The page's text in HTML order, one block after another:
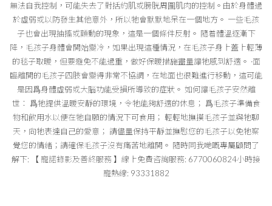
無法自我控制，可能失去了對括約肌或膀胱周圍肌肉的控制。由於身體過
於虛弱或以防發生其他意外，所以牠會默默地呆在一個地方。 一些毛孩
子也會出現抽搐或顫動的現象，這是一個條件反射。 隨着體溫逐漸下
降，毛孩子身體會開始變冷，如果出現這種情況，在毛孩子身上蓋上輕薄
的毯子取暖，但要避免不能過重，做好保暖措施盡量讓牠感到舒適。 ·面
臨離開的毛孩子四肢會變得非常不協調，在地面也很難進行移動，這可能
是因爲身體虛弱或大腦功能受損所導致的症狀。 如何讓毛孩子安然離
世： 爲牠提供溫暖安靜的環境，令牠能夠舒適的休息； 爲毛孩子準備食
物和飲用水以便在牠自願的情況下可食用； 輕輕地撫摸毛孩子並與牠聊
天，向牠表達自己的愛意； 請儘量保持平靜並撫慰您的毛孩子以免牠察
覺您的情緒；請確保毛孩子沒有痛苦地離開。 隨時同我哋嘅專屬顧問了
解下: 【 寵諾錄影及善終服務 】線上免費咨詢服務: 6770060824小時接
寵熱線: 93331882